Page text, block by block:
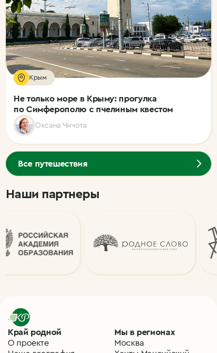
Крым
Не только море в Крыму: прогулка
по Симферополю с пчелиным квестом
Оксана Чичота
Все путешествия
Наши партнеры
Край родной
О проекте
Мы в регионах
Москва